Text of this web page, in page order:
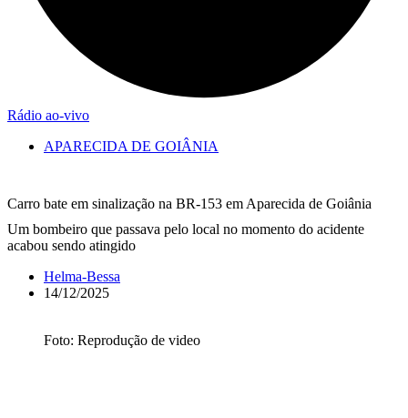
Rádio ao-vivo
APARECIDA DE GOIÂNIA
Carro bate em sinalização na BR-153 em Aparecida de Goiânia
Um bombeiro que passava pelo local no momento do acidente
acabou sendo atingido
Helma-Bessa
14/12/2025
Foto: Reprodução de video